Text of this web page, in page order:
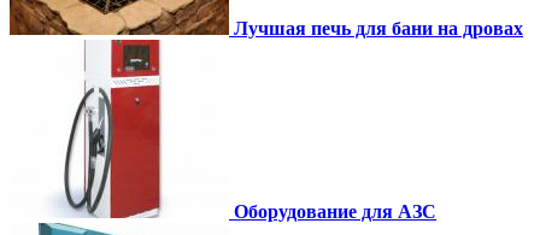
Лучшая печь для бани на дровах
Оборудование для АЗС